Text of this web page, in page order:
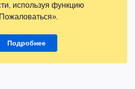
используя функцию
Подробнее